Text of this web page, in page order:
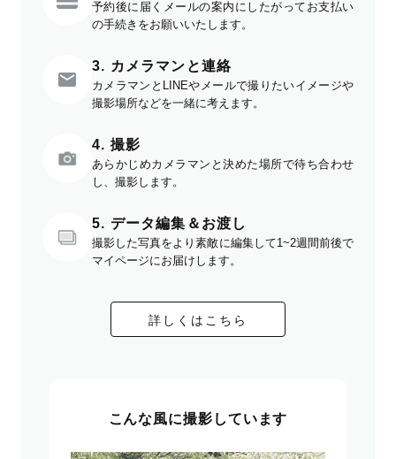
予約後に届くメールの案内にしたがってお支払い
の手続きをお願いいたします。
3. カメラマンと連絡
カメラマンとLINEやメールで撮りたいイメージや
撮影場所などを一緒に考えます。
4. 撮影
あらかじめカメラマンと決めた場所で待ち合わせ
し、撮影します。
5. データ編集＆お渡し
撮影した写真をより素敵に編集して1~2週間前後で
マイページにお届けします。
詳しくはこちら
こんな風に撮影しています